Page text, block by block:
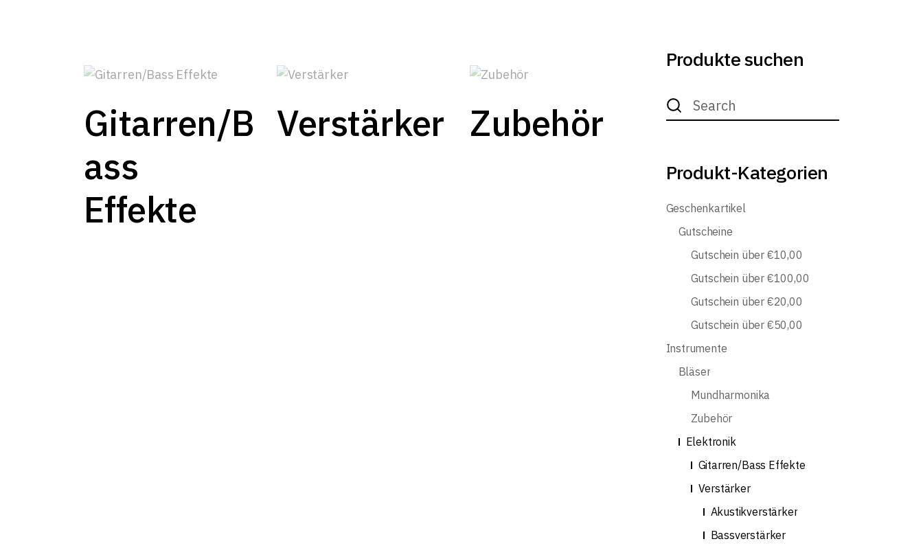
Gitarren/B
ass
Effekte
Verstärker Zubehör
Produkte suchen
Search
for:
Produkt-Kategorien
Geschenkartikel
Gutscheine
Gutschein über €10,00
Gutschein über €100,00
Gutschein über €20,00
Gutschein über €50,00
Instrumente
Bläser
Mundharmonika
Zubehör
Elektronik
Gitarren/Bass Effekte
Verstärker
Akustikverstärker
Bassverstärker